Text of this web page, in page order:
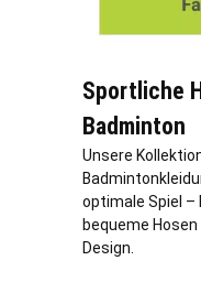
Sportliche
Badminton
Unsere
optimale Spiel
bequeme
Design.